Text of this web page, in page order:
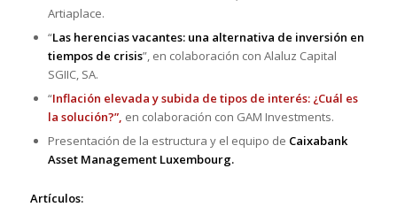
Artiaplace.
“Las herencias vacantes: una alternativa de inversión en
tiempos de crisis”, en colaboración con Alaluz Capital
SGIIC, SA.
“Inflación elevada y subida de tipos de interés: ¿Cuál es
la solución?”, en colaboración con GAM Investments.
Presentación de la estructura y el equipo de Caixabank
Asset Management Luxembourg.
Artículos: